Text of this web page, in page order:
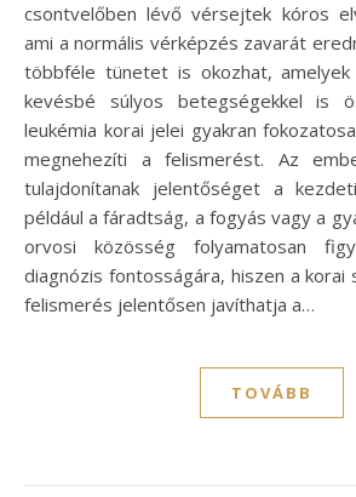
csontvelőben lévő vérsejtek kóros
ami a normális vérképzés zavarát
többféle tünetet is okozhat,
kevésbé súlyos betegségekkel is
leukémia korai jelei gyakran
megnehezíti a felismerést. Az
tulajdonítanak jelentőséget a
például a fáradtság, a fogyás vagy a
orvosi közösség folyamatosan
diagnózis fontosságára, hiszen a
felismerés jelentősen javíthatja a…
TOVÁBB